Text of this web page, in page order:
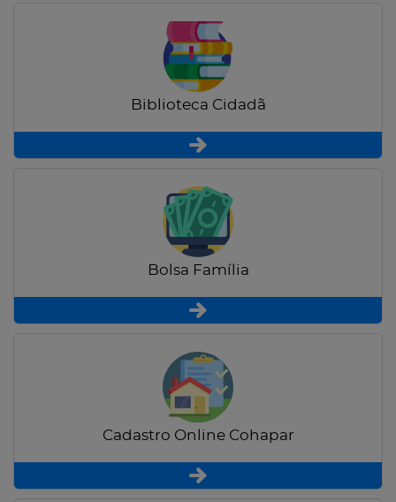
Biblioteca Cidadã
Bolsa Família
Cadastro Online Cohapar